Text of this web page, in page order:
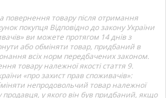
повернення товару після отримання
покупця Відповідно до закону України
ви можете протягом 14 днів з
або обміняти товар, придбаний в
всіх норм передбачених законом.
товару належної якості стаття 9.
«про захист прав споживачів»:
непродовольчий товар належної
продавця, у якого він був придбаний, якщо